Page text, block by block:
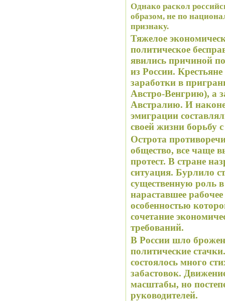
Однако раскол
образом, не по
признаку.
Тяжелое
политическое
явились причиной
из России.
заработки в
Австро-Венгрию), а
Австралию. И
эмиграции
своей жизни борьбу
Острота
общество, все чаще
протест. В стране
ситуация. Бурлило
существенную роль
нараставшее
особенностью
сочетание
требований.
В России шло
политические
состоялось много
забастовок.
масштабы, но
руководителей.